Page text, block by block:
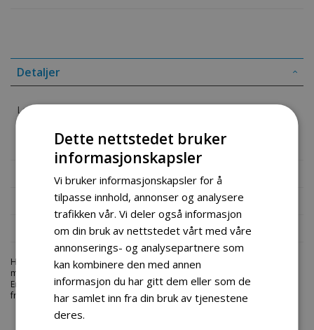
Detaljer
Lock, Handlebar
Part # 56130-15A00
Mer informasjon
Produktomtaler
Fil vedlegg
Hos engrosservice.no får du kjøpt direction handle lock handle
markedets beste priser. Bestill en
Engros Service. Vi har et stort utvalg av produkter innen: Hjem, sport og
fritids segmentet. Velkommen skal du være.
Dette nettstedet bruker
informasjonskapsler
Vi bruker informasjonskapsler for å
tilpasse innhold, annonser og analysere
trafikken vår. Vi deler også informasjon
om din bruk av nettstedet vårt med våre
annonserings- og analysepartnere som
kan kombinere den med annen
informasjon du har gitt dem eller som de
har samlet inn fra din bruk av tjenestene
deres.